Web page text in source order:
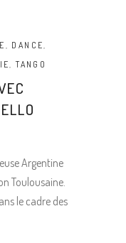
DANCE
,TANGO
Argentine
Toulousaine.
le cadre des